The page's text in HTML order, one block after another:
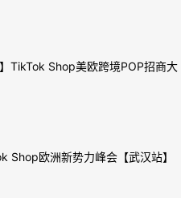
TikTok Shop美欧跨境POP招商大
欧洲新势力峰会【武汉站】